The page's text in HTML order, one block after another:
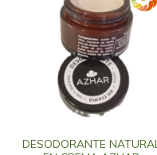
DESODORANTE NATURAL